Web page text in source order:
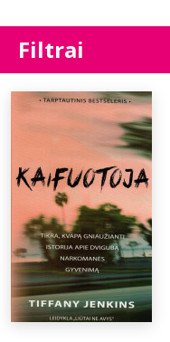
Filtrai